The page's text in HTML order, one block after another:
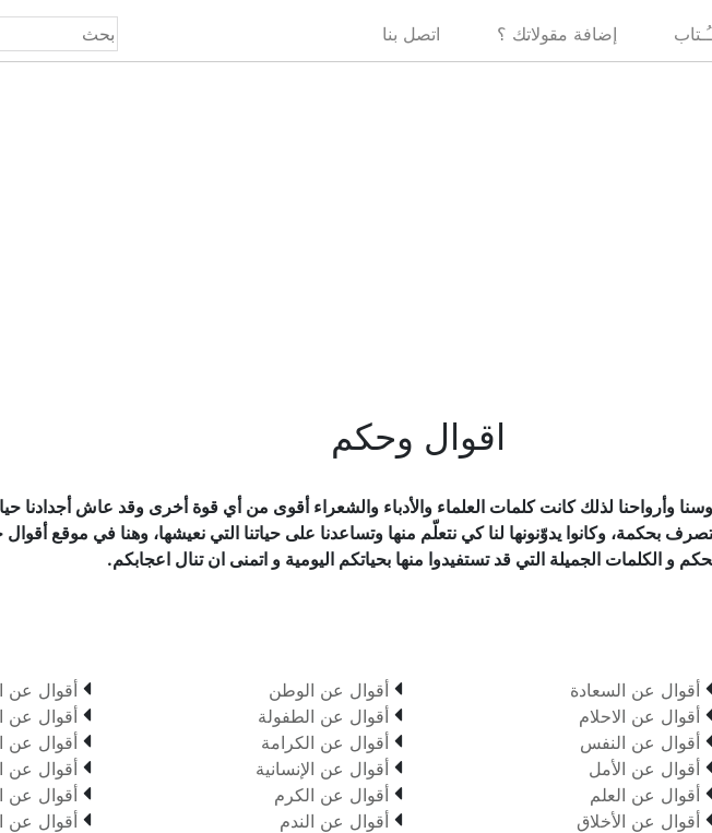
إضافة مقولاتك ؟ اتصل بنا
اقوال وحكم
وأرواحنا لذلك كانت كلمات العلماء والأدباء والشعراء أقوى من أي قوة أخرى وقد عاش أجدادنا
بحكمة، وكانوا يدوّنونها لنا كي نتعلّم منها وتساعدنا على حياتنا التي نعيشها، وهنا في موقع
و الكلمات الجميلة التي قد تستفيدوا منها بحياتكم اليومية و اتمنى ان تنال اعجابكم.
 أقوال عن السعادة
 أقوال عن الاحلام
 أقوال عن النفس
 أقوال عن الأمل
 أقوال عن العلم
 أقوال عن الأخلاق
 أقوال عن الوطن
 أقوال عن الطفولة
 أقوال عن الكرامة
 أقوال عن الإنسانية
 أقوال عن الكرم
 أقوال عن الندم
 أقوال عن
 أقوال عن
 أقوال عن
 أقوال عن
 أقوال عن
 أقوال عن